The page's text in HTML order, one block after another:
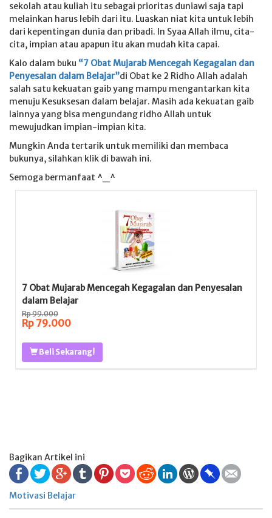
sekolah atau kuliah itu sebagai prioritas duniawi saja tapi
melainkan harus lebih dari itu. Luaskan niat kita untuk lebih
dari kepentingan dunia dan pribadi. In Syaa Allah ilmu, cita-
cita, impian atau apapun itu akan mudah kita capai.
Kalo dalam buku “7 Obat Mujarab Mencegah Kegagalan dan
Penyesalan dalam Belajar”di Obat ke 2 Ridho Allah adalah
salah satu kekuatan gaib yang mampu mengantarkan kita
menuju Kesuksesan dalam belajar. Masih ada kekuatan gaib
lainnya yang bisa mengundang ridho Allah untuk
mewujudkan impian-impian kita.
Mungkin Anda tertarik untuk memiliki dan membaca
bukunya, silahkan klik di bawah ini.
Semoga bermanfaat ^_^
7 Obat Mujarab Mencegah Kegagalan dan Penyesalan
dalam Belajar
Rp 99.000
Rp 79.000
Beli Sekarang!
Bagikan Artikel ini
Motivasi Belajar